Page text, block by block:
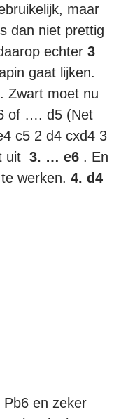
maar
dan niet prettig
echter 3
gaat lijken.
Zwart moet nu
of …. d5 (Net
c5 2 d4 cxd4 3
uit 3. … e6 . En
werken. 4. d4
Pb6 en zeker